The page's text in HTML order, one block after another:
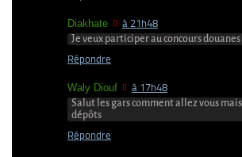
Diakhate à 21h48
Je veux participer au concours
Répondre
Waly Diouf à 17h48
Salut les gars comment allez vous mais
dépôts
Répondre